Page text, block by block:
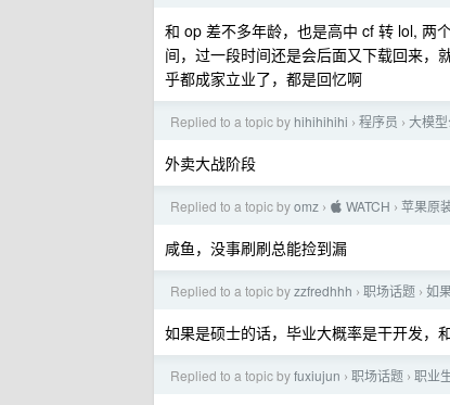
和 op 差不多年龄，也是高中 cf 转 lol, 两
间，过一段时间还是会后面又下载回来，
乎都成家立业了，都是回忆啊
Replied to a topic by hihihihihi › 程序员 › 大模
外卖大战阶段
Replied to a topic byomz ›  WATCH › 苹果原
咸鱼，没事刷刷总能捡到漏
Replied to a topic byzzfredhhh › 职场话题 › 如
如果是硕士的话，毕业大概率是干开发，
Replied to a topic byfuxiujun › 职场话题 › 职业